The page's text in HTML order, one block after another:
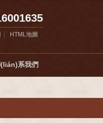
| HTML地圖
系我們